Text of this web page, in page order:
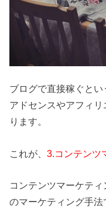
ブログで直接稼ぐとい
アドセンスやアフィ
ります。
これが、3.コンテンツ
コンテンツマーケテ
のマーケティング手法